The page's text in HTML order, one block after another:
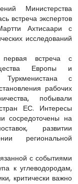
Министерства
встреча экспертов
Ахтисаари с
исследований
встреча с
Европы и
с
рабочих
побывали
ЕС. Интересы
сосредоточены на
развитии
региональной
с событиями
к углеводородам,
критически важно